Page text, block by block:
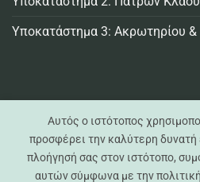
Υποκατάστημα 3: Ακρωτηρίου
MasterCardCredit
Αυτός ο ιστότοπος
προσφέρει την καλύτερη
πλοήγησή σας στον ιστότοπο,
αυτών σύμφωνα με την